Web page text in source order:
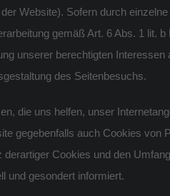
Website). Sofern durch
gemäß Art. 6 Abs. 1 lit.
unserer berechtigten
des Seitenbesuchs.
die uns helfen, unser
gegebenfalls auch Cookies von
Cookies und den
und gesondert informiert.